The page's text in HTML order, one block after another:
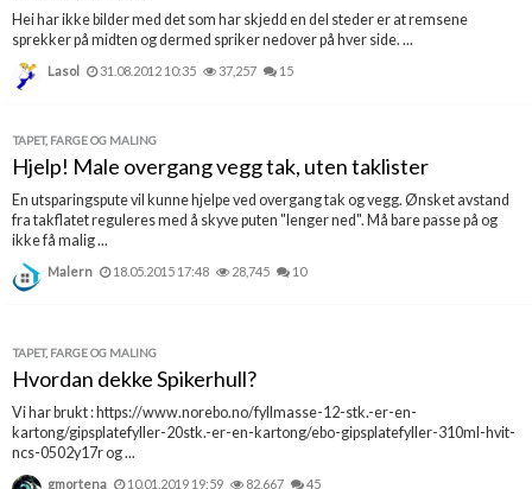
Hei har ikke bilder med det som har skjedd en del steder er at remsene
sprekker på midten og dermed spriker nedover på hver side. ...
Lasol 31.08.2012 10:35 37,257 15
TAPET, FARGE OG MALING
Hjelp! Male overgang vegg tak, uten taklister
En utsparingspute vil kunne hjelpe ved overgang tak og vegg. Ønsket avstand
fra takflatet reguleres med å skyve puten "lenger ned". Må bare passe på og
ikke få malig ...
Malern 18.05.2015 17:48 28,745 10
TAPET, FARGE OG MALING
Hvordan dekke Spikerhull?
Vi har brukt : https://www.norebo.no/fyllmasse-12-stk.-er-en-
kartong/gipsplatefyller-20stk.-er-en-kartong/ebo-gipsplatefyller-310ml-hvit-
ncs-0502y17r og ...
gmortena 10.01.2019 19:59 82,667 45